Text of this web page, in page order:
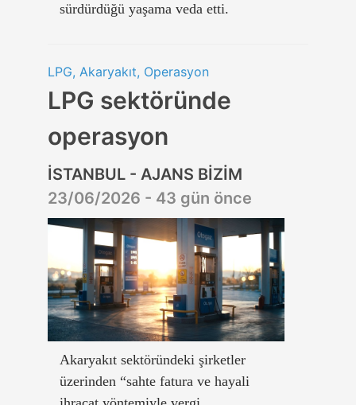
sürdürdüğü yaşama veda etti.
LPG, Akaryakıt, Operasyon
LPG sektöründe
operasyon
İSTANBUL - AJANS BİZİM
23/06/2026 - 43 gün önce
Akaryakıt sektöründeki şirketler
üzerinden “sahte fatura ve hayali